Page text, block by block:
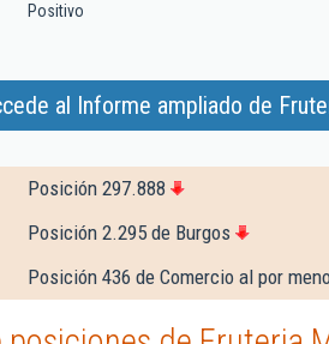
Positivo
al Informe ampliado de
Posición 297.888
Posición 2.295 de Burgos
Posición 436 de Comercio al por